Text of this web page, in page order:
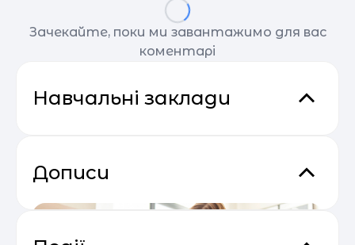
Зачекайте, поки ми завантажимо для вас
коментарі
Навчальні заклади
Дописи